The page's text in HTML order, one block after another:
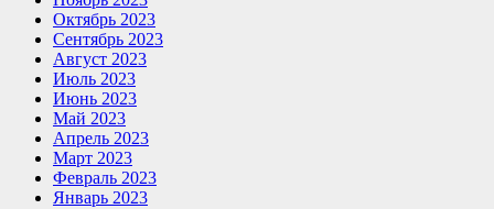
Октябрь 2023
Сентябрь 2023
Август 2023
Июль 2023
Июнь 2023
Май 2023
Апрель 2023
Март 2023
Февраль 2023
Январь 2023